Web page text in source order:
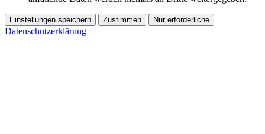
Einstellungen speichern Zustimmen Nur erforderliche
Datenschutzerklärung